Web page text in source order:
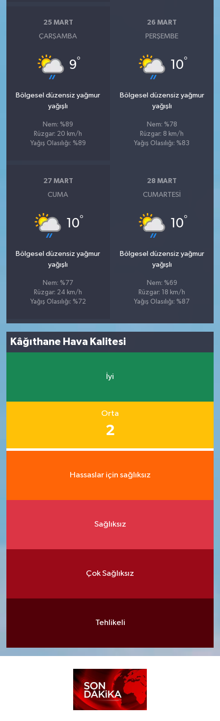
25 MART
ÇARŞAMBA
9°
Bölgesel düzensiz yağmur
yağışlı
Nem: %89
Rüzgar: 20 km/h
Yağış Olasılığı: %89
26 MART
PERŞEMBE
10°
Bölgesel düzensiz yağmur
yağışlı
Nem: %78
Rüzgar: 8 km/h
Yağış Olasılığı: %83
27 MART
CUMA
10°
Bölgesel düzensiz yağmur
yağışlı
Nem: %77
Rüzgar: 24 km/h
Yağış Olasılığı: %72
28 MART
CUMARTESI
10°
Bölgesel düzensiz yağmur
yağışlı
Nem: %69
Rüzgar: 18 km/h
Yağış Olasılığı: %87
Kâğıthane Hava Kalitesi
İyi
Orta
2
Hassaslar için sağlıksız
Sağlıksız
Çok Sağlıksız
Tehlikeli